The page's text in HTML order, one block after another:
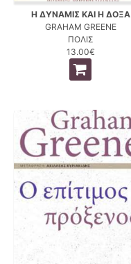
Η ΔΥΝΑΜΙΣ ΚΑΙ Η ΔΟΞΑ
GRAHAM GREENE
ΠΟΛΙΣ
13.00€